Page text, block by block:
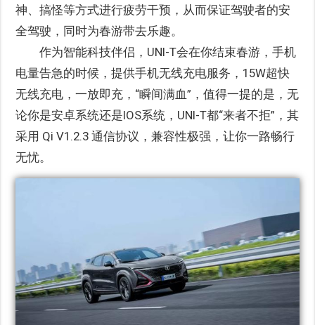
神、搞怪等方式进行疲劳干预，从而保证驾驶者的安
全驾驶，同时为春游带去乐趣。
作为智能科技伴侣，UNI-T会在你结束春游，手机
电量告急的时候，提供手机无线充电服务，15W超快
无线充电，一放即充，“瞬间满血”，值得一提的是，无
论你是安卓系统还是IOS系统，UNI-T都“来者不拒”，其
采用 Qi V1.2.3 通信协议，兼容性极强，让你一路畅行
无忧。